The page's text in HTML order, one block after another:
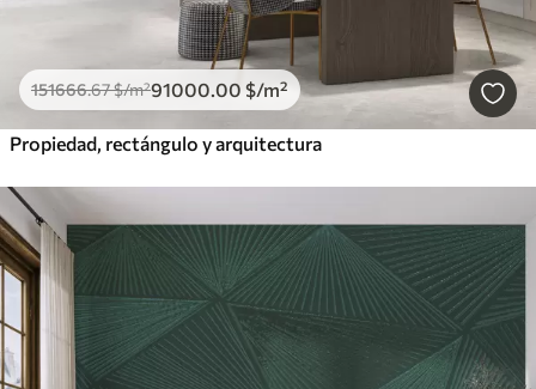
151666.67$/m²91000 .00 $/m²
Propiedad, rectángulo y arquitectura